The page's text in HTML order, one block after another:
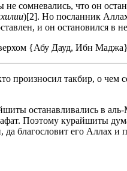
сомневались, что он
)[2]. Но посланник
и он остановился в
{Абу Дауд, Ибн
произносил такбир, о чем
останавливались в
Поэтому курайшиты
благословит его Аллах и